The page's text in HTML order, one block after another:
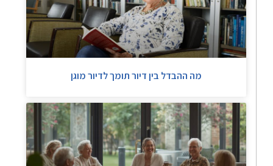
מה ההבדל בין דיור תומך לדיור מוגן